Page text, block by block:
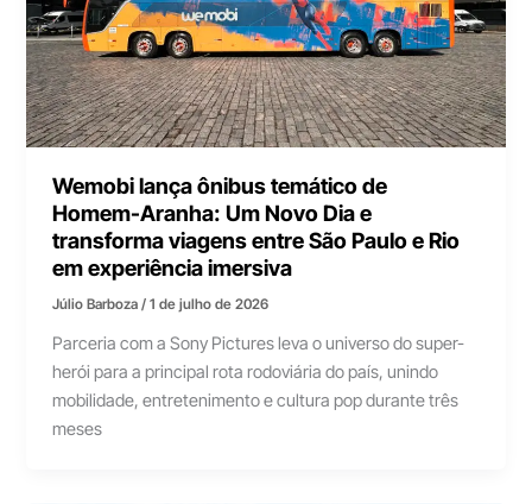
Wemobi lança ônibus temático de
Homem-Aranha: Um Novo Dia e
transforma viagens entre São Paulo e Rio
em experiência imersiva
Júlio Barboza/1 de julho de 2026
Parceria com a Sony Pictures leva o universo do super-
herói para a principal rota rodoviária do país, unindo
mobilidade, entretenimento e cultura pop durante três
meses